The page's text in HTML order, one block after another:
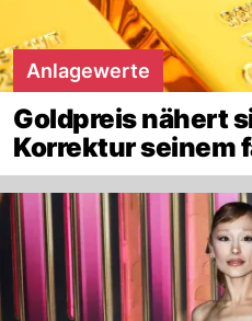
Anlagewerte
Goldpreis nähert
Korrektur seinem